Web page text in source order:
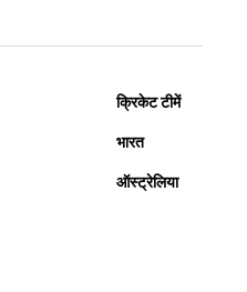
क्रिकेट टीमें
भारत
ऑस्ट्रेलिया